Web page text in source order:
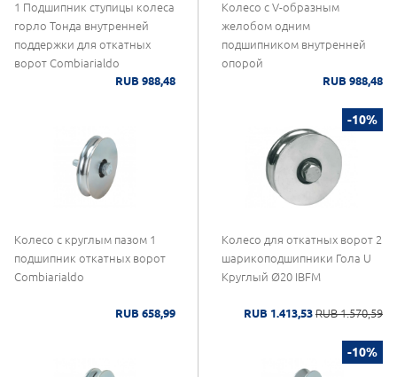
1 Подшипник ступицы колеса
горло Тонда внутренней
поддержки для откатных
ворот Combiarialdo
RUB 988,48
Колесо с V-образным
желобом одним
подшипником внутренней
опорой
RUB 988,48
Колесо с круглым пазом 1
подшипник откатных ворот
Combiarialdo
RUB 658,99
-10%
Колесо для откатных ворот 2
шарикоподшипники Гола U
Круглый Ø20 IBFM
RUB 1.413,53 RUB 1.570,59
-10%